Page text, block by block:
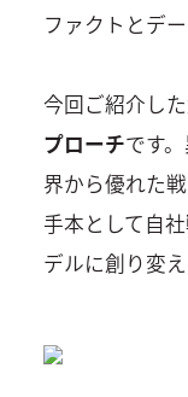
ファクトとデ
今回ご紹介し
プローチです
界から優れた
手本として自
デルに創り変